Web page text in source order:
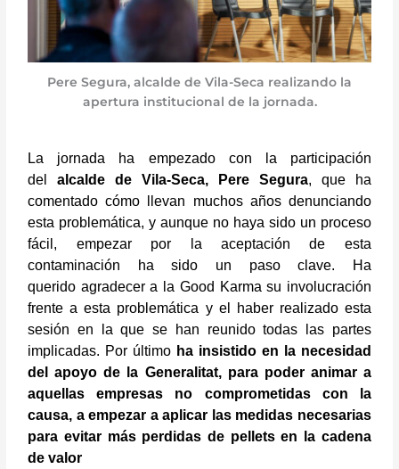
Pere Segura, alcalde de Vila-Seca realizando la
apertura institucional de la jornada.
La jornada ha empezado con la participación
delalcalde de Vila-Seca, Pere Segura, que ha
comentado cómo llevan muchos años denunciando
esta problemática, y aunque no haya sido un proceso
fácil, empezar por la aceptación de esta
contaminación ha sido un paso clave. Ha
querido agradecer a la Good Karma su involucración
frente a esta problemática y el haber realizado esta
sesión en la que se han reunido todas las partes
implicadas. Por último ha insistido en la necesidad
del apoyo de la Generalitat, para poder animar a
aquellas empresas no comprometidas con la
causa, a empezar a aplicar las medidas necesarias
para evitar más perdidas de pellets en la cadena
de valor